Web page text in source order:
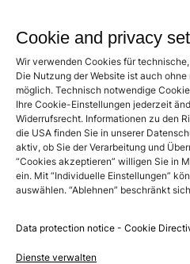
Cookie and privacy
Wir verwenden Cookies für
Die Nutzung der Website ist auch
möglich. Technisch notwendige
Ihre Cookie-Einstellungen jederzeit
Widerrufsrecht. Informationen zu den
die USA finden Sie in unserer
aktiv, ob Sie der Verarbeitung und
“Cookies akzeptieren” willigen Sie in
ein. Mit “Individuelle Einstellungen”
auswählen. “Ablehnen” beschränkt
Data protection notice - Cookie
Dienste verwalten
Sustainability
We are committed to our
responsibility and
of ecological
specific measures!